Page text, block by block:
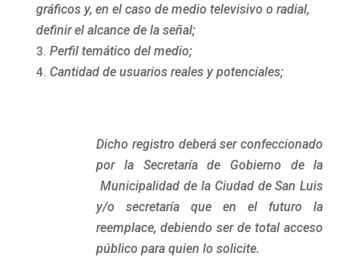
gráficos y, en el caso de medio televisivo o radial,
definir el alcance de la señal;
Perfil temático del medio;
Cantidad de usuarios reales y potenciales;
Dicho registro deberá ser confeccionado
por la Secretaría de Gobierno de la
Municipalidad de la Ciudad de San Luis
y/o secretaría que en el futuro la
reemplace, debiendo ser de total acceso
público para quien lo solicite.